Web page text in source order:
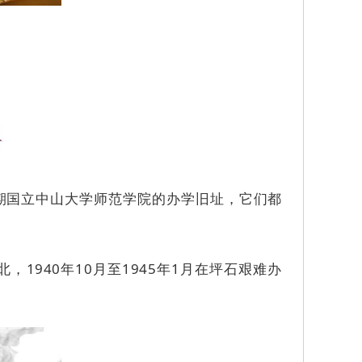
立中山大学师范学院的办学旧址，它们都
，1940年10月至1945年1月在坪石艰难办